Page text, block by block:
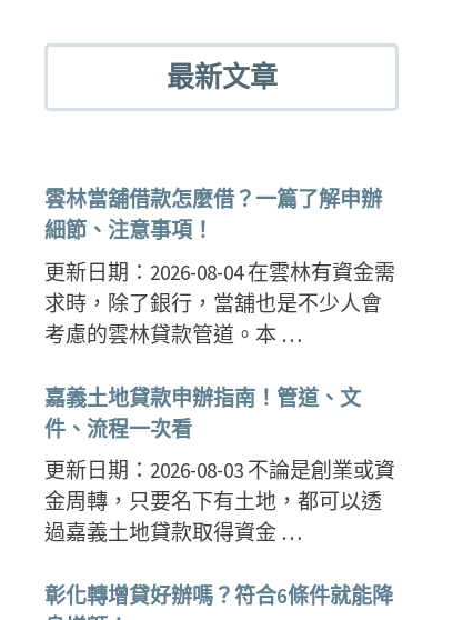
最新文章
雲林當舖借款怎麼借？一篇了解申辦
細節、注意事項！
更新日期：2026-08-04 在雲林有資金需
求時，除了銀行，當舖也是不少人會
考慮的雲林貸款管道。本 …
嘉義土地貸款申辦指南！管道、文
件、流程一次看
更新日期：2026-08-03 不論是創業或資
金周轉，只要名下有土地，都可以透
過嘉義土地貸款取得資金 …
彰化轉增貸好辦嗎？符合6條件就能降